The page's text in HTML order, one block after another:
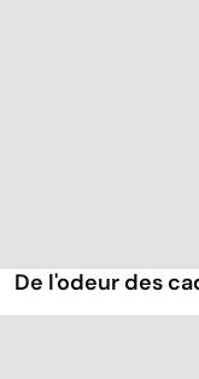
De l'odeur des